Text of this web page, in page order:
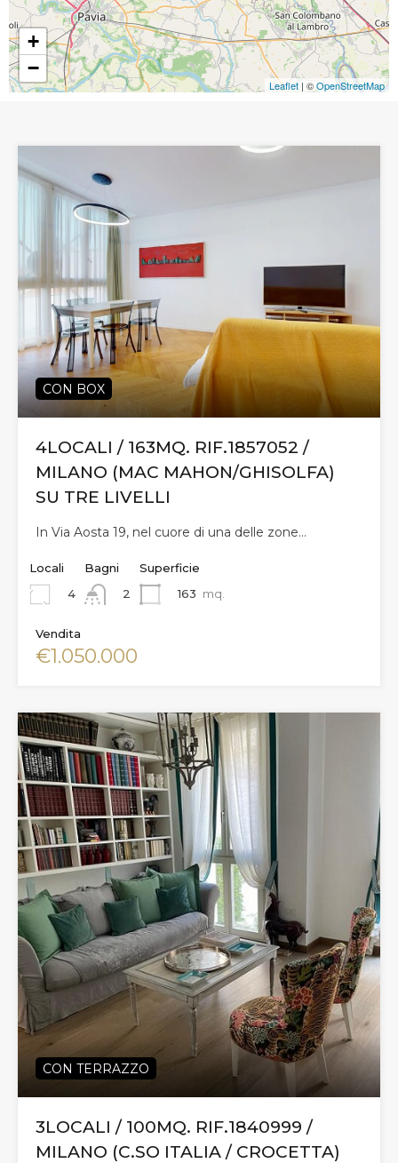
+
−
Leaflet | ©OpenStreetMap
CON BOX
4LOCALI / 163MQ. RIF.1857052 /
MILANO (MAC MAHON/GHISOLFA)
SU TRE LIVELLI
In Via Aosta 19, nel cuore di una delle zone…
Locali
4
Bagni
2
Superficie
163 mq.
Vendita
€1.050.000
CON TERRAZZO
3LOCALI / 100MQ. RIF.1840999 /
MILANO (C.SO ITALIA / CROCETTA)